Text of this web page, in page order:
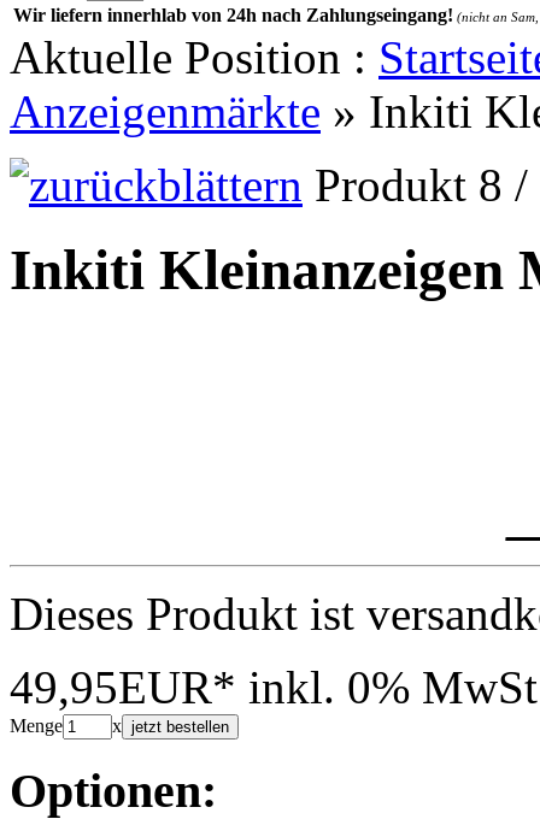
Wir liefern innerhlab von 24h nach Zahlungseingang! (nicht an
Aktuelle Position :
Anzeigenmärkte » Inkiti
Produkt 8
Inkiti Kleinanzeigen
Dieses Produkt ist
49,95EUR* inkl. 0%
Menge x jetzt bestellen
Optionen: